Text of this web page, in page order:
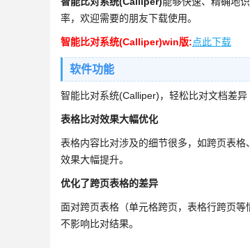
率，欢迎需要的朋友下载使用。
智能比对系统(Calliper)win版:点此下载
软件功能
智能比对系统(Calliper)，轻松比对文档差异
表格比对效果大幅优化
表格内容比对涉及的细节很多，如跨页表
效果大幅提升。
优化了跨页表格的差异
面对跨页表格（单元格跨页，表格行跨页
不影响比对结果。